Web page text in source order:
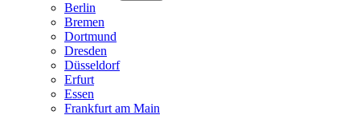
Berlin
Bremen
Dortmund
Dresden
Düsseldorf
Erfurt
Essen
Frankfurt am Main